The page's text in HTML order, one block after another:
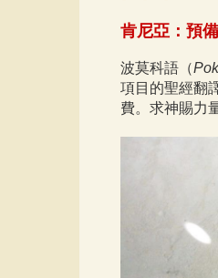
肯尼亞：預
波莫科語（
項目的聖經翻
費。求神賜力